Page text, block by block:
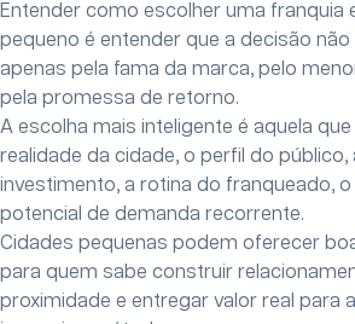
Entender como escolher uma franquia
pequeno é entender que a decisão não
apenas pela fama da marca, pelo
pela promessa de retorno.
A escolha mais inteligente é aquela
realidade da cidade, o perfil do público,
investimento, a rotina do franqueado,
potencial de demanda recorrente.
Cidades pequenas podem oferecer
para quem sabe construir
proximidade e entregar valor real para